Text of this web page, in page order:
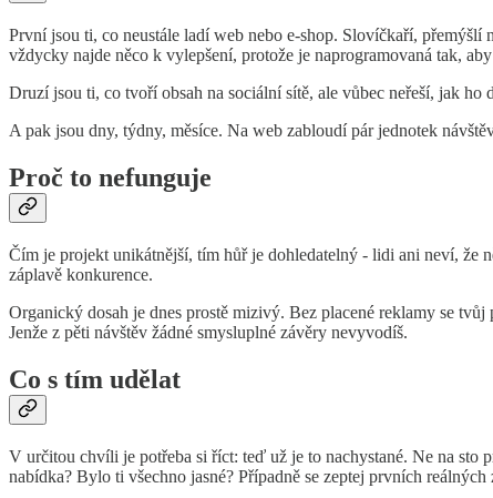
První jsou ti, co neustále ladí web nebo e-shop. Slovíčkaří,
vždycky najde něco k vylepšení, protože je naprogramovaná tak,
Druzí jsou ti, co tvoří obsah na sociální sítě, ale vůbec neřeší, jak
A pak jsou dny, týdny, měsíce. Na web zabloudí pár jednotek
Proč to nefunguje
Čím je projekt unikátnější, tím hůř je dohledatelný - lidi ani neví, že
záplavě konkurence.
Organický dosah je dnes prostě mizivý. Bez placené reklamy se
Jenže z pěti návštěv žádné smysluplné závěry nevyvodíš.
Co s tím udělat
V určitou chvíli je potřeba si říct: teď už je to nachystané. Ne na sto
nabídka? Bylo ti všechno jasné? Případně se zeptej prvních